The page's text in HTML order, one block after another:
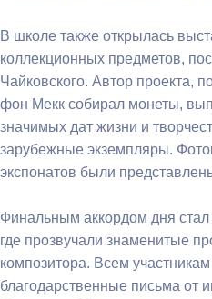
В школе также открылась
коллекционных предметов,
Чайковского. Автор проекта,
фон Мекк собирал монеты,
значимых дат жизни и
зарубежные экземпляры.
экспонатов были
Финальным аккордом дня
где прозвучали знаменитые
композитора. Всем
благодарственные письма от